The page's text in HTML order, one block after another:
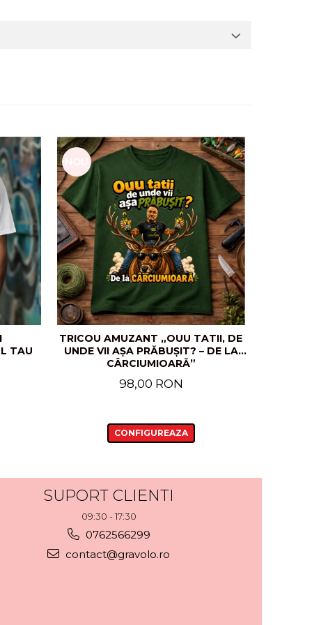
TAU
TRICOU AMUZANT „OUU TATII, DE
UNDE VII AȘA PRĂBUȘIT? – DE LA
CÂRCIUMIOARĂ”
98,00 RON
CONFIGUREAZA
SUPORT CLIENTI
09:30 - 17:30
0762566299
contact@gravolo.ro